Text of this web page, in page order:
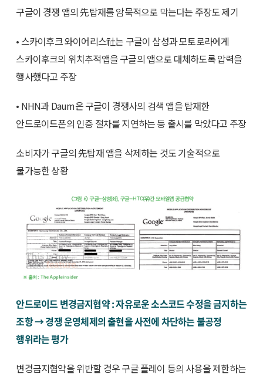
구글이 경쟁 앱의 先탑재를 암묵적으로 막는다는 주장도 제기
• 스카이후크 와이어리스社는 구글이 삼성과 모토로라에게
스카이후크의 위치추적앱을 구글의 앱으로 대체하도록 압력을
행사했다고 주장
• NHN과 Daum은 구글이 경쟁사의 검색 앱을 탑재한
안드로이드폰의 인증 절차를 지연하는 등 출시를 막았다고 주장
소비자가 구글의 先탑재 앱을 삭제하는 것도 기술적으로
불가능한 상황
안드로이드 변경금지협약 : 자유로운 소스코드 수정을 금지하는
조항 → 경쟁 운영체제의 출현을 사전에 차단하는 불공정
행위라는 평가
변경금지협약을 위반할 경우 구글 플레이 등의 사용을 제한하는